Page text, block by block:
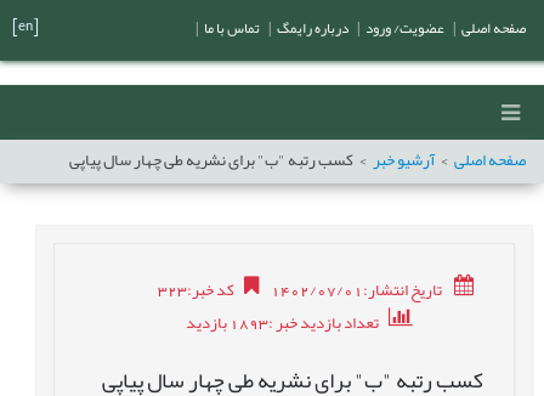
صفحه اصلی آرشیو خبر کسب رتبه "ب" برای نشریه طی چهار سال پیاپی
تاریخ انتشار:1402/07/01 کد خبر:
323
تعداد بازدید خبر:1893 بازدید
کسب رتبه "ب" برای نشریه طی چهار سال پیاپی
صفحه اصلی عضویت/ ورود درباره رایمگ تماس با ما